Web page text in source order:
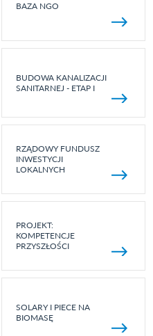
BAZA NGO
BUDOWA KANALIZACJI
SANITARNEJ - ETAP I
RZĄDOWY FUNDUSZ
INWESTYCJI
LOKALNYCH
PROJEKT:
KOMPETENCJE
PRZYSZŁOŚCI
SOLARY I PIECE NA
BIOMASĘ